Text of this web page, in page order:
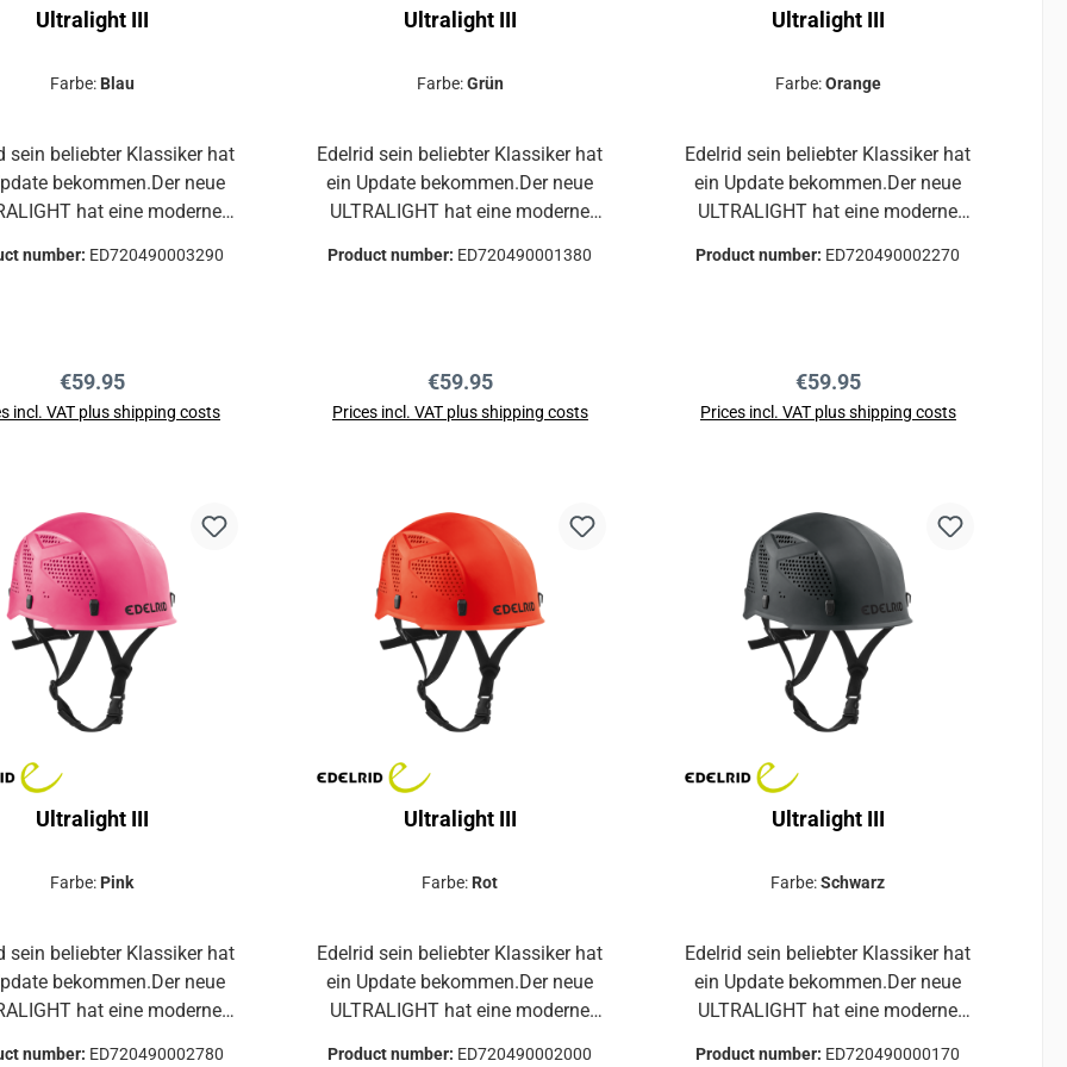
Ultralight III
Farbe: Blau
sein beliebter Klassiker hat
bekommen.Der neue
hat eine moderne
neues, austausch- und
Helm für kommerzielle
wie Kletterschulen
sorgen für
einen kontinuierlichen
StirnlampeEinheitsgröße:
für einen Kopfumfang von
54 - 60 cmKomfortabel
Tragesystem mit
Bandmaterial
number: ED720490003290
Regular price:
€59.95
incl. VAT plus shipping costs
Ultralight III
Farbe:Grün
Edelrid sein beliebter Klassiker hat
ein Update bekommen.Der neue
ULTRALIGHT hat eine moderne
ein neues, austausch- und
ultimative Helm für kommerzielle
Einrichtungen, wie Kletterschulen
Belüftungsöffnungen sorgen für
einen kontinuierlichen
LuftaustauschBefestigungshaken
für StirnlampeEinheitsgröße:
Passt für einen Kopfumfang von
54 - 60 cmKomfortabel
gepolstertes Tragesystem mit
antibakteriellem Bandmaterial
Product number: ED720490001380
Regular price:
€59.95
Prices incl. VAT plus shipping costs
Ultralight III
Farbe:Orange
Edelrid sein beliebter Klassiker hat
ein Update bekommen.Der neue
ULTRALIGHT hat eine moderne
ein neues, austausch- und
ultimative Helm für kommerzielle
Einrichtungen, wie Kletterschulen
Belüftungsöffnungen sorgen für
einen kontinuierlichen
LuftaustauschBefestigungshaken
für StirnlampeEinheitsgröße:
Passt für einen Kopfumfang von
54 - 60 cmKomfortabel
gepolstertes Tragesystem mit
antibakteriellem Bandmaterial
Product number: ED720490002270
Regular price:
€59.95
Prices incl. VAT plus shipping costs
Ultralight III
Farbe: Pink
sein beliebter Klassiker hat
bekommen.Der neue
hat eine moderne
number: ED720490002780
Ultralight III
Farbe: Rot
Edelrid sein beliebter Klassiker hat
ein Update bekommen.Der neue
ULTRALIGHT hat eine moderne
Product number: ED720490002000
Ultralight III
Farbe:Schwarz
Edelrid sein beliebter Klassiker hat
ein Update bekommen.Der neue
ULTRALIGHT hat eine moderne
Product number: ED720490000170